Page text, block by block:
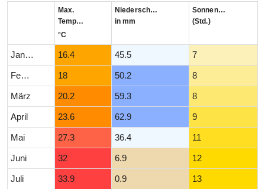
Max.
Temperatur
°C
Niederschlag
in mm
Sonnenstunden
(Std.)
Januar 16.4 45.5 7
Februar 18 50.2 8
März 20.2 59.3 8
April 23.6 62.9 9
Mai 27.3 36.4 11
Juni 32 6.9 12
Juli 33.9 0.9 13